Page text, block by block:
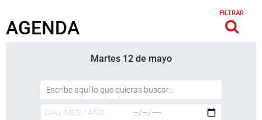
AGENDA
FILTRAR
Martes 12 de mayo